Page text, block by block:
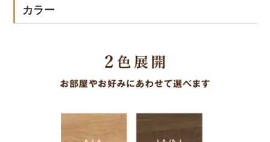
カラー